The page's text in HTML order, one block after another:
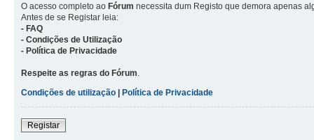
O acesso completo ao Fórum necessita dum Registo que demora apenas
Antes de se Registar leia:
- FAQ
- Condições de Utilização
- Política de Privacidade
Respeite as regras do Fórum
Condições de utilização | Política de Privacidade
Registar